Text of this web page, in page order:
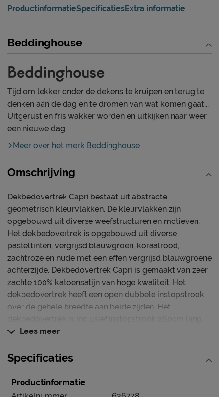
ProductinformatieSpecificatiesExtra informatie
Beddinghouse
Tijd om lekker onder de dekens te kruipen en terug te
denken aan de dag en te dromen van wat komen gaat...
Uitgerust en fris wakker worden en uitkijken naar weer
een nieuwe dag!
Meer over het merk Beddinghouse
Omschrijving
Dekbedovertrek Capri bestaat uit abstracte
geometrisch kleurvlakken. De kleurvlakken zijn
opgebouwd uit diverse weefstructuren en motieven.
Het dekbedovertrek is opgebouwd uit diverse
pasteltinten, vergrijsd blauwgroen, koraalrood,
zachtroze en nude met een effen vergrijsd blauwgroene
achterzijde. Dekbedovertrek Capri is gemaakt van zeer
zachte 100% katoensatijn van hoge kwaliteit. Het
dekbedovertrek heeft een open dubbele instopstrook
over de gehele breedte aan beide zijden. Het
Lees meer
Specificaties
Productinformatie